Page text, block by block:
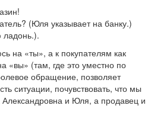
(Юля указывает на банку.)
ладонь.).
на «ты», а к покупателям как
«вы» (там, где это уместно по
обращение, позволяет
ситуации, почувствовать, что мы
и Юля, а продавец и